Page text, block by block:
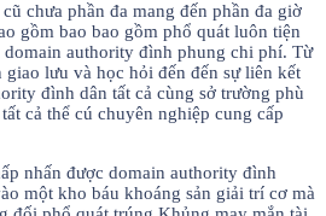
chưa phần đa mang đến phần đa giờ
gồm bao bao gồm phổ quát luôn tiện
authority đình phung chi phí. Từ
lưu và học hỏi đến đến sự liên kết
đình dân tất cả cùng sở trường phù
cả thể cú chuyên nghiệp cung cấp
nhấn được domain authority đình
một kho báu khoáng sản giải trí cơ mà